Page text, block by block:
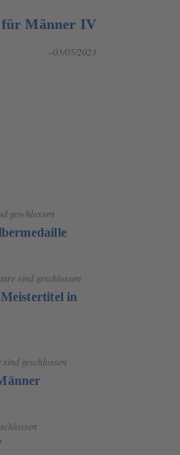
Männer IV
–03/05/2023
geschlossen
sind geschlossen
in
geschlossen